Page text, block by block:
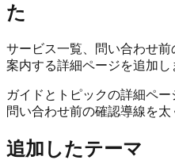
た
サービス一覧、問い合わせ
案内する詳細ページを追加し
ガイドとトピックの詳細ペ
問い合わせ前の確認導線を太
追加したテーマ